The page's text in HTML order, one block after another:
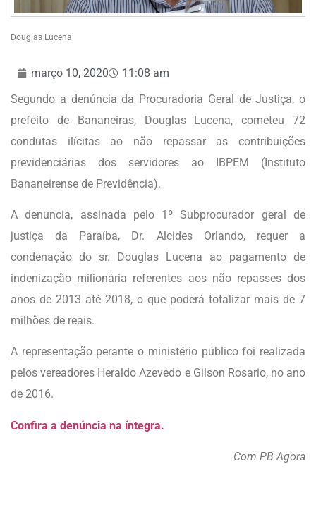
Douglas Lucena
março 10, 2020
11:08 am
Segundo a denúncia da Procuradoria Geral de Justiça, o
prefeito de Bananeiras, Douglas Lucena, cometeu 72
condutas ilícitas ao não repassar as contribuições
previdenciárias dos servidores ao IBPEM (Instituto
Bananeirense de Previdência).
A denuncia, assinada pelo 1º Subprocurador geral de
justiça da Paraíba, Dr. Alcides Orlando, requer a
condenação do sr. Douglas Lucena ao pagamento de
indenização milionária referentes aos não repasses dos
anos de 2013 até 2018, o que poderá totalizar mais de 7
milhões de reais.
A representação perante o ministério público foi realizada
pelos vereadores Heraldo Azevedo e Gilson Rosario, no ano
de 2016.
Confira a denúncia na íntegra.
Com PB Agora